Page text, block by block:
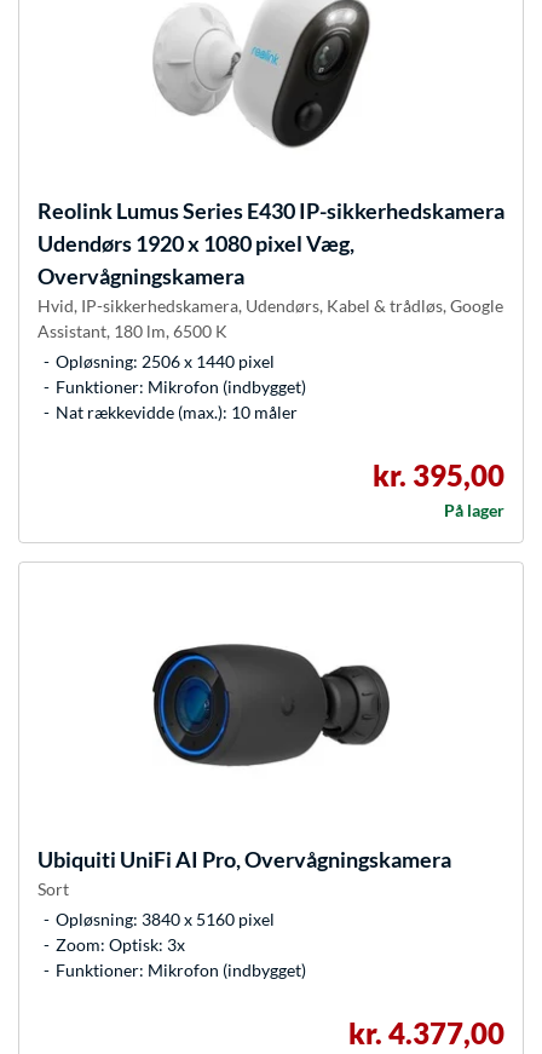
ReolinkLumus Series E430 IP-sikkerhedskamera
Udendørs 1920 x 1080 pixel Væg,
Overvågningskamera
Hvid, IP-sikkerhedskamera, Udendørs, Kabel & trådløs, Google
Assistant, 180 lm, 6500 K
Opløsning: 2506 x 1440 pixel
Funktioner: Mikrofon (indbygget)
Nat rækkevidde (max.): 10 måler
kr. 395,00
På lager
Ubiquiti UniFi AI Pro, Overvågningskamera
Sort
Opløsning: 3840 x 5160 pixel
Zoom: Optisk: 3x
Funktioner: Mikrofon (indbygget)
kr. 4.377,00